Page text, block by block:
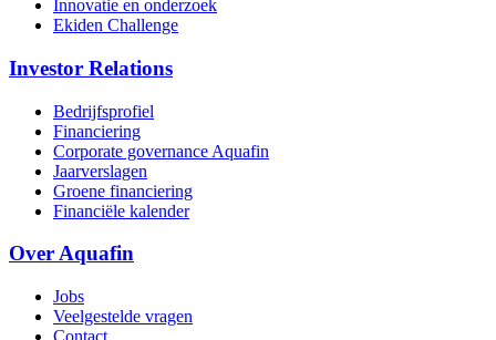
Innovatie en onderzoek
Ekiden Challenge
Investor Relations
Bedrijfsprofiel
Financiering
Corporate governance Aquafin
Jaarverslagen
Groene financiering
Financiële kalender
Over Aquafin
Jobs
Veelgestelde vragen